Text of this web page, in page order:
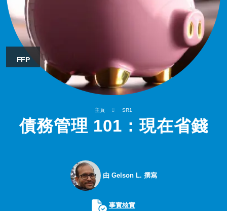
FFP
主頁 SR1
債務管理 101：現在省錢
由 Gelson L. 撰寫
事實核實